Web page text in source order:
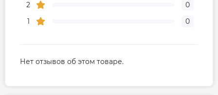
2
0
1
0
Нет отзывов об этом товаре.